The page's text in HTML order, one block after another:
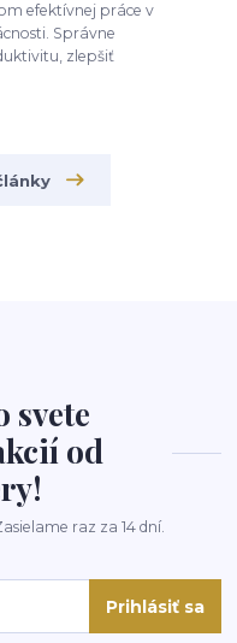
efektívnej práce v
Správne
zlepšiť
svete
od
raz za 14 dní.
Prihlásiť sa